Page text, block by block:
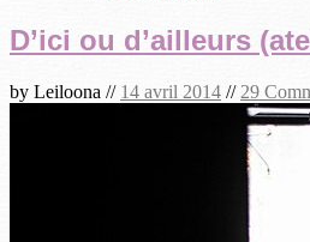
D’ici ou d’ailleurs
by Leiloona // 14 avril 2014 // 29